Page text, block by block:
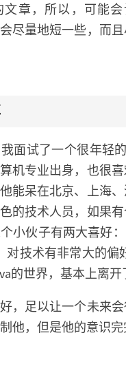
文章，所以，可能
尽量地短一些，而
面试了一个很年轻
机专业出身，也很
能呆在北京、上海
的技术人员，如果
小伙子有两大喜好
对技术有非常大的偏
的世界，基本上离
，足以让一个未来
他，但是他的意识完